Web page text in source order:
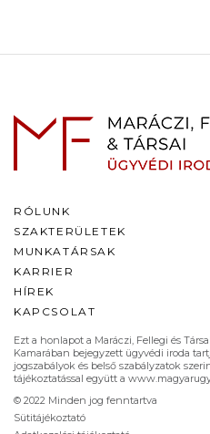
RÓLUNK
SZAKTERÜLETEK
MUNKATÁRSAK
KARRIER
HÍREK
KAPCSOLAT
Ezt a honlapot a Maráczi, Fellegi és
Kamarában bejegyzett ügyvédi iroda
jogszabályok és belső szabályzatok
tájékoztatással együtt a
© 2022 Minden jog fenntartva
Sütitájékoztató